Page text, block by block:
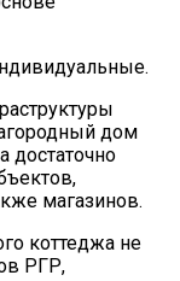
дом
достаточно
магазинов.
коттеджа не
РГР,